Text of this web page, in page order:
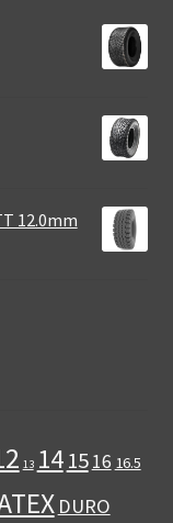
12.0mm
13 14 1516 16.5
DURO